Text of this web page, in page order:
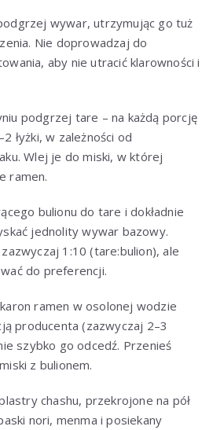
wywar, utrzymując go tuż
Nie doprowadzaj do
aby nie utracić klarowności i
podgrzej tare – na każdą porcję
łyżki, w zależności od
Wlej je do miski, w której
ramen.
bulionu do tare i dokładnie
jednolity wywar bazowy.
1:10 (tare:bulion), ale
do preferencji.
ramen w osolonej wodzie
producenta (zazwyczaj 2–3
szybko go odcedź. Przenieś
z bulionem.
chashu, przekrojone na pół
nori, menma i posiekany